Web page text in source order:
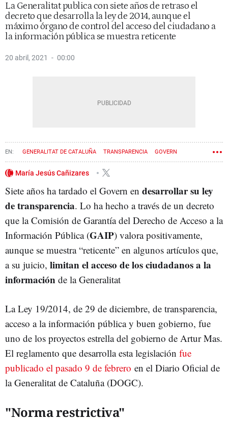
La Generalitat publica con siete años de retraso el
decreto que desarrolla la ley de 2014, aunque el
máximo órgano de control del acceso del ciudadano a
la información pública se muestra reticente
20 abril, 2021 00:00
GENERALITAT DE CATALUÑA TRANSPARENCIA GOVERN
DEPARTAMENTO DE ACCIÓN EXTERIOR
María Jesús Cañizares
Siete años ha tardado el Govern en desarrollar su ley
de transparencia. Lo ha hecho a través de un decreto
que la Comisión de Garantía del Derecho de Acceso a la
Información Pública (GAIP) valora positivamente,
aunque se muestra “reticente” en algunos artículos que,
a su juicio, limitan el acceso de los ciudadanos a la
información de la Generalitat
La Ley 19/2014, de 29 de diciembre, de transparencia,
acceso a la información pública y buen gobierno, fue
uno de los proyectos estrella del gobierno de Artur Mas.
El reglamento que desarrolla esta legislación fue
publicado el pasado 9 de febrero en el Diario Oficial de
la Generalitat de Cataluña (DOGC).
"Norma restrictiva"